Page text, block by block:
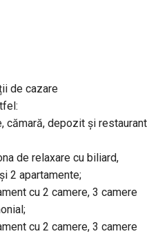
de cazare
cămară, depozit și restaurant
de relaxare cu biliard,
2 apartamente;
cu 2 camere, 3 camere
cu 2 camere, 3 camere